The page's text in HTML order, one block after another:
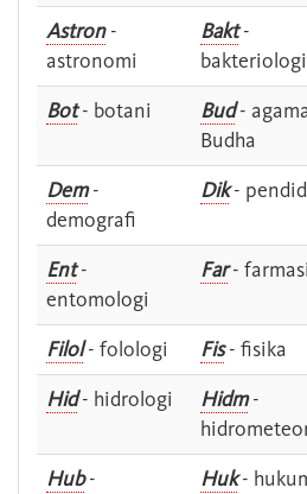
Astron-
astronomi
Bakt-
bakteriologi
Bot- botani Bud-
Budha
Dem-
demografi
Dik-
Ent-
entomologi
Far- farmasi
Filol- folologi Fis- fisika
Hid- hidrologi Hidm-
Hub-
Huk-